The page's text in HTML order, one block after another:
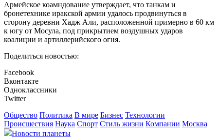
Армейское коамндование утверждает, что танкам и
бронетехнике иракской армии удалось продвинуться в
сторону деревни Хадж Али, расположенной примерно в 60 км
к югу от Мосула, под прикрытием воздушных ударов
коалиции и артиллерийского огня.
Поделиться новостью:
Facebook
Вконтакте
Одноклассники
Twitter
Общество Политика В мире Бизнес Технологии
Происшествия Наука Спорт Стиль жизни Компании Москва
Новости планеты